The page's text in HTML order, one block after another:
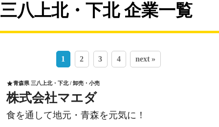
三八上北・下北 企業一覧
1 2 3 4 next »
star青森県 三八上北・下北 / 卸売・小売
株式会社マエダ
食を通して地元・青森を元気に！